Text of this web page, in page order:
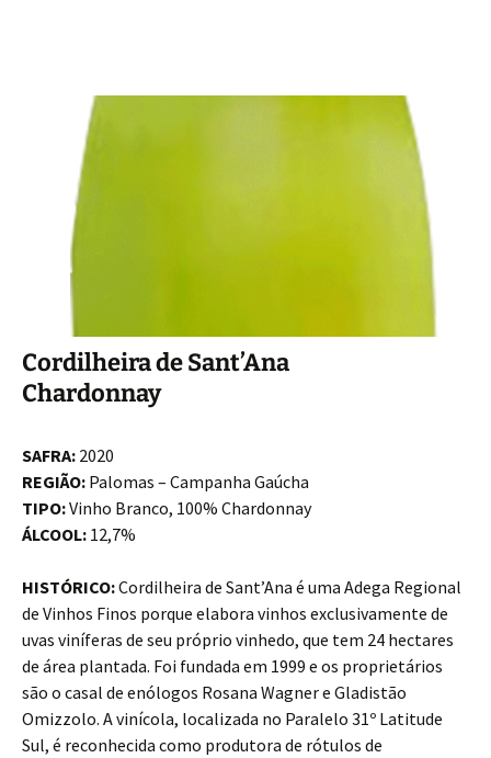
Cordilheira de Sant’Ana
Chardonnay
SAFRA: 2020
REGIÃO: Palomas – Campanha Gaúcha
TIPO:Vinho Branco, 100% Chardonnay
ÁLCOOL: 12,7%
HISTÓRICO:Cordilheira de Sant’Ana é uma Adega Regional
de Vinhos Finos porque elabora vinhos exclusivamente de
uvas viníferas de seu próprio vinhedo, que tem 24 hectares
de área plantada. Foi fundada em 1999 e os proprietários
são o casal de enólogos Rosana Wagner e Gladistão
Omizzolo. A vinícola, localizada no Paralelo 31º Latitude
Sul, é reconhecida como produtora de rótulos de